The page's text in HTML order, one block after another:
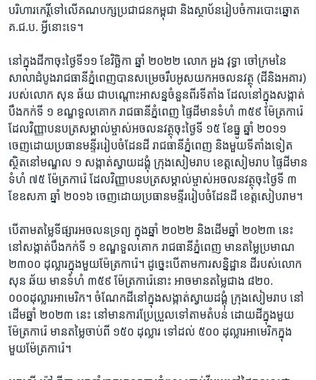
បរិហារ​កេរ្តិ៍​ទៅ​លើ​គណ​បក្ស​ប្រជាជន​កម្ពុជា ​និង​ស្ថាប័ន​រៀបចំ​ការ​បោះ​ឆ្នោត​
គ.ជ.ប. ​អ្វី​នោះ​ទេ។​ ​
​នៅ​ក្នុង​ដីកា​ចុះ​ថ្ងៃ​ទី​១១​ ខែ​វិច្ឆិកា​ ឆ្នាំ ​២០២២ ​លោក​ អួង វុទ្ធា ​ចៅ​ក្រម​នៃ​
សាលា​ដំបូង​រាជ​ធានី​ភ្នំពេញ​បាន​សម្រេច​រឹបអូស​យក​អចលន​វត្ថុ​ (ដី​និង​អគារ)
របស់​លោក​ សុន ឆ័យ​ ជា​បណ្តោះ​អាសន្នចំនួន​ពីរ​ទី​តាំង ​ដែល​នៅ​ក្នុង​សង្កាត់​
បឹងកក់​ទី ១ ​ខណ្ឌ​ទួល​គោក រាជ​ធានី​ភ្នំពេញ​ ​ផ្ទៃដី​មាន​ទំហំ​ ៣៥៩ ​ម៉ែត្រ​ការ៉េ ​
ដែល​វិញ្ញា​បន​បត្រ​សម្គាល់​ម្ចាស់​អចលនវត្ថុ​ចុះថ្ងៃទី ១៥ ខែធ្នូ​ ឆ្នាំ ២០១១​
ចេញ​ដោយ​ប្រធាន​មន្ទី​រ​រៀប​ចំ​ដែន​ដី ​រាជ​ធានី​ភ្នំពេញ ​និង​មួយ​ទីតាំង​ទៀត​
ស្ថិត​នៅ​មណ្ឌល ​១​ សង្កាត់​ស្វាយដ​ង្គុំ​ ក្រុង​សៀមរាប ​ខេត្ត​សៀម​រាប ​ផ្ទៃដីមាន​
ទំហំ​ ៧៥ ​ម៉ែត្រ​ការ៉េ ដែល​វិញ្ញា​បនបត្រ​សម្គាល់​ម្ចាស់​អចល​នវត្ថុ​ចុះ​ថ្ងៃទី​ ៣
ខែឧសភា ឆ្នាំ ២០១៦ ចេញ​ដោយ​ប្រធានមន្ទី​រ​រៀប​ចំដែន​ដី ​ខេត្ត​សៀបរាម។
បើ​តាម​តម្លៃទីផ្សារ​អចលនទ្រព្យ​ ក្នុងឆ្នាំ ២០​២២ និង​ដើម​ឆ្នាំ​ ២០​២៣ នេះ ​
នៅ​សង្កាត់​បឹង​កក់​ទី​ ១ ​ខណ្ឌ​ទួល​គោក រាជ​ធានី​ភ្នំពេញ ​មាន​តម្លៃ​ប្រមាណ​
២៣០០ ​ដុល្លារ​ក្នុង​មួយ​ម៉ែត្រ​ការ៉េ។ ដូច្នេះ​បើតាម​ការ​សន្និដ្ឋាន ដី​របស់​លោក
សុន ឆ័យ ​មាន​ទំហំ ៣៥៩​ ម៉ែត្រ​ការ៉េនោះ អាច​មាន​តម្លៃជាង ​៨២​០​.​
០០០ដុល្លារ​អាមេរិក​។ ចំណែក​ដី​នៅ​ក្នុងសង្កាត់​ស្វាយដ​ង្គុំ​ ក្រុង​សៀមរាប នៅ​
ដើម​ឆ្នាំ​ ២០២៣ ​នេះ​ ​នៅ​មាន​ការ​ប្រែប្រួល​ទៅ​តាម​តំបន់ ដោយដី​ក្នុង​មួយ​
ម៉ែត្រ​ការ៉េ​ ​មាន​តម្លៃ​ចាប់ពី​ ១៥០ ​ដុល្លារ ទៅ​ដល់ ​៥០០ ​ដុល្លារ​អាមេរិក​ក្នុង​
មួយ​ម៉ែត្រ​ការ៉េ​។